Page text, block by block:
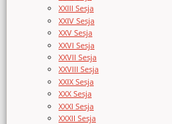
XXIII Sesja
XXIV Sesja
XXV Sesja
XXVI Sesja
XXVII Sesja
XXVIII Sesja
XXIX Sesja
XXX Sesja
XXXI Sesja
XXXII Sesja